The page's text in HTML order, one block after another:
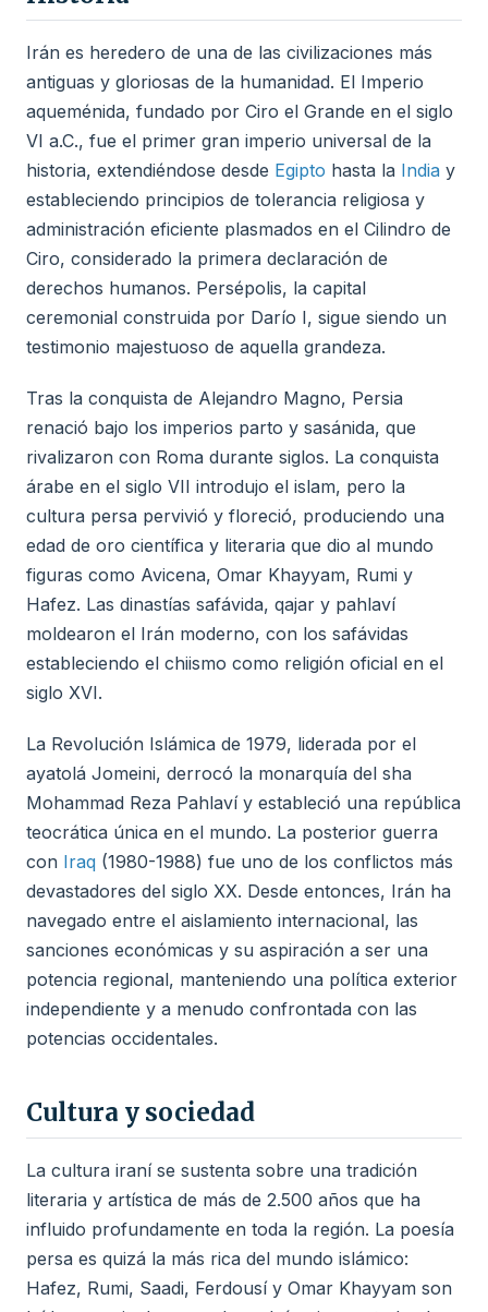
Irán es heredero de una de las civilizaciones más
antiguas y gloriosas de la humanidad. El Imperio
aqueménida, fundado por Ciro el Grande en el siglo
VI a.C., fue el primer gran imperio universal de la
historia, extendiéndose desde Egipto hasta la India y
estableciendo principios de tolerancia religiosa y
administración eficiente plasmados en el Cilindro de
Ciro, considerado la primera declaración de
derechos humanos. Persépolis, la capital
ceremonial construida por Darío I, sigue siendo un
testimonio majestuoso de aquella grandeza.
Tras la conquista de Alejandro Magno, Persia
renació bajo los imperios parto y sasánida, que
rivalizaron con Roma durante siglos. La conquista
árabe en el siglo VII introdujo el islam, pero la
cultura persa pervivió y floreció, produciendo una
edad de oro científica y literaria que dio al mundo
figuras como Avicena, Omar Khayyam, Rumi y
Hafez. Las dinastías safávida, qajar y pahlaví
moldearon el Irán moderno, con los safávidas
estableciendo el chiismo como religión oficial en el
siglo XVI.
La Revolución Islámica de 1979, liderada por el
ayatolá Jomeini, derrocó la monarquía del sha
Mohammad Reza Pahlaví y estableció una república
teocrática única en el mundo. La posterior guerra
con Iraq (1980-1988) fue uno de los conflictos más
devastadores del siglo XX. Desde entonces, Irán ha
navegado entre el aislamiento internacional, las
sanciones económicas y su aspiración a ser una
potencia regional, manteniendo una política exterior
independiente y a menudo confrontada con las
potencias occidentales.
Cultura y sociedad
La cultura iraní se sustenta sobre una tradición
literaria y artística de más de 2.500 años que ha
influido profundamente en toda la región. La poesía
persa es quizá la más rica del mundo islámico:
Hafez, Rumi, Saadi, Ferdousí y Omar Khayyam son